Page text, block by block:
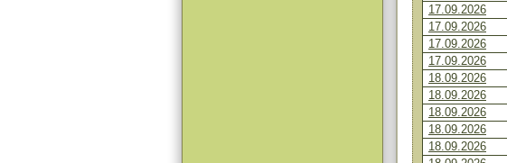
17.09.2026
17.09.2026
17.09.2026
17.09.2026
18.09.2026
18.09.2026
18.09.2026
18.09.2026
18.09.2026